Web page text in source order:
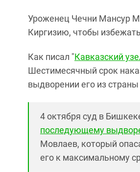
Уроженец Чечни Мансур
Киргизию, чтобы
Как писал "Кавказский
Шестимесячный срок
выдворении его из
4 октября суд в
последующему
Мовлаев, который
его к максимальному